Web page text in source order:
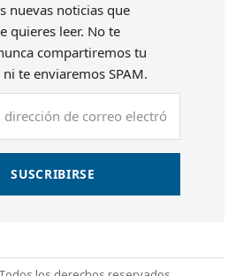
nuevas noticias que
quieres leer. No te
compartiremos tu
te enviaremos SPAM.
SUSCRIBIRSE